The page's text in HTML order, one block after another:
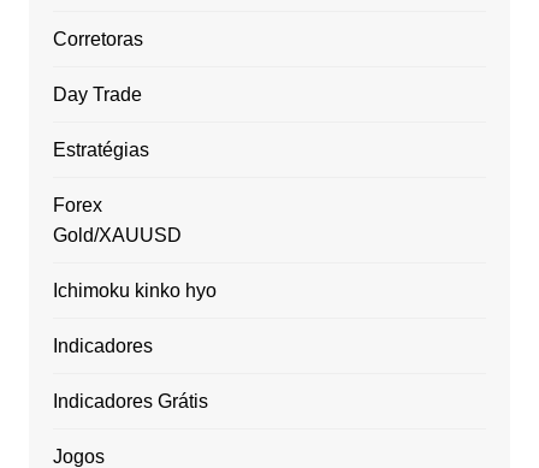
Corretoras
Day Trade
Estratégias
Forex
Gold/XAUUSD
Ichimoku kinko hyo
Indicadores
Indicadores Grátis
Jogos